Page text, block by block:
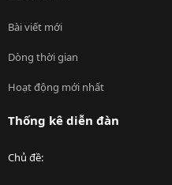
Bài viết mới
Dòng thời gian
Hoạt động mới nhất
Thống kê diễn đàn
Chủ đề